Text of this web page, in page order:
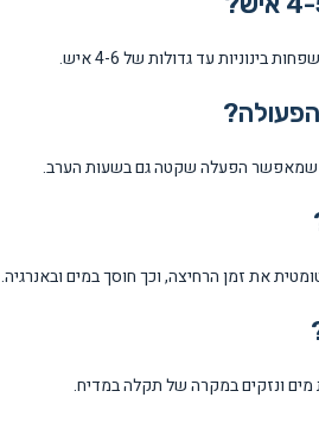
את זמן הרחיצה, וכך חוסך במים ובאנרגיה.